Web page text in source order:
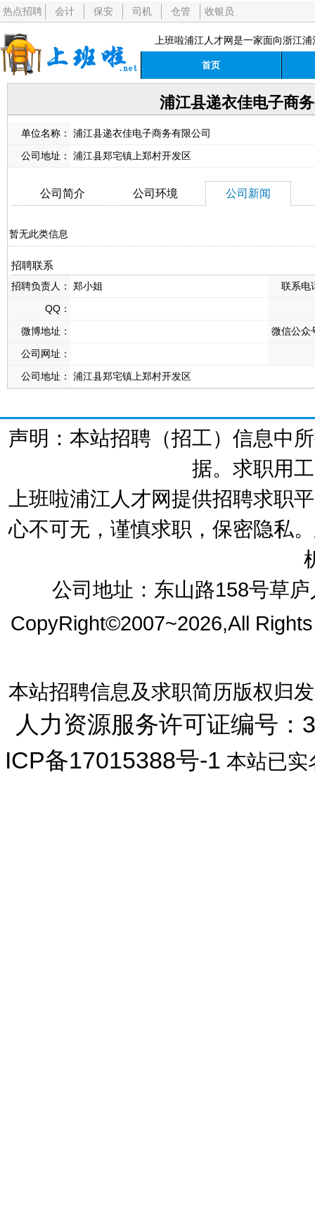
热点招聘 会计 保安 司机 仓管 收银员
上班啦浦江人才网是一家面向浙江
首页
浦江县递衣佳电子商
单位名称：
浦江县递衣佳电子商务有限公司
公司地址：
浦江县郑宅镇上郑村开发区
公司简介 公司环境 公司新闻
暂无此类信息
招聘联系
招聘负责人： 郑小姐
联系电
QQ：
微博地址：
微信公众
公司网址：
公司地址：
浦江县郑宅镇上郑村开发区
声明：本站招聘（招工）信息中
据。求职用
上班啦浦江人才网提供招聘求职
心不可无，谨慎求职，保密隐私
公司地址：东山路158号草
CopyRight©2007~2026,All
本站招聘信息及求职简历版权归
人力资源服务许可证编号
ICP备17015388号-1 本站已